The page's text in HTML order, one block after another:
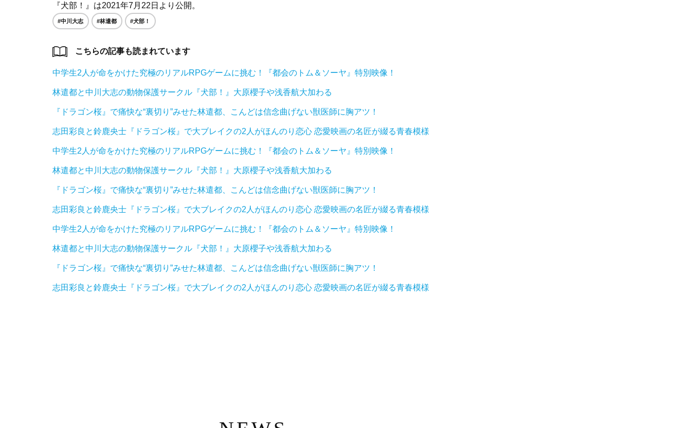
『犬部！』は2021年7月22日より公開。
#中川大志 #林遣都 #犬部！
こちらの記事も読まれています
中学生2人が命をかけた究極のリアルRPGゲームに挑む！『都会のトム＆ソーヤ』特別映像！
林遣都と中川大志の動物保護サークル『犬部！』大原櫻子や浅香航大加わる
『ドラゴン桜』で痛快な“裏切り”みせた林遣都、こんどは信念曲げない獣医師に胸アツ！
志田彩良と鈴鹿央士『ドラゴン桜』で大ブレイクの2人がほんのり恋心 恋愛映画の名匠が綴る青春模様
中学生2人が命をかけた究極のリアルRPGゲームに挑む！『都会のトム＆ソーヤ』特別映像！
林遣都と中川大志の動物保護サークル『犬部！』大原櫻子や浅香航大加わる
『ドラゴン桜』で痛快な“裏切り”みせた林遣都、こんどは信念曲げない獣医師に胸アツ！
志田彩良と鈴鹿央士『ドラゴン桜』で大ブレイクの2人がほんのり恋心 恋愛映画の名匠が綴る青春模様
中学生2人が命をかけた究極のリアルRPGゲームに挑む！『都会のトム＆ソーヤ』特別映像！
林遣都と中川大志の動物保護サークル『犬部！』大原櫻子や浅香航大加わる
『ドラゴン桜』で痛快な“裏切り”みせた林遣都、こんどは信念曲げない獣医師に胸アツ！
志田彩良と鈴鹿央士『ドラゴン桜』で大ブレイクの2人がほんのり恋心 恋愛映画の名匠が綴る青春模様